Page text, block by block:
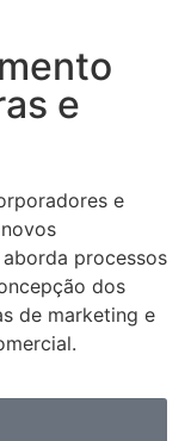
e
e
processos
dos
de marketing e